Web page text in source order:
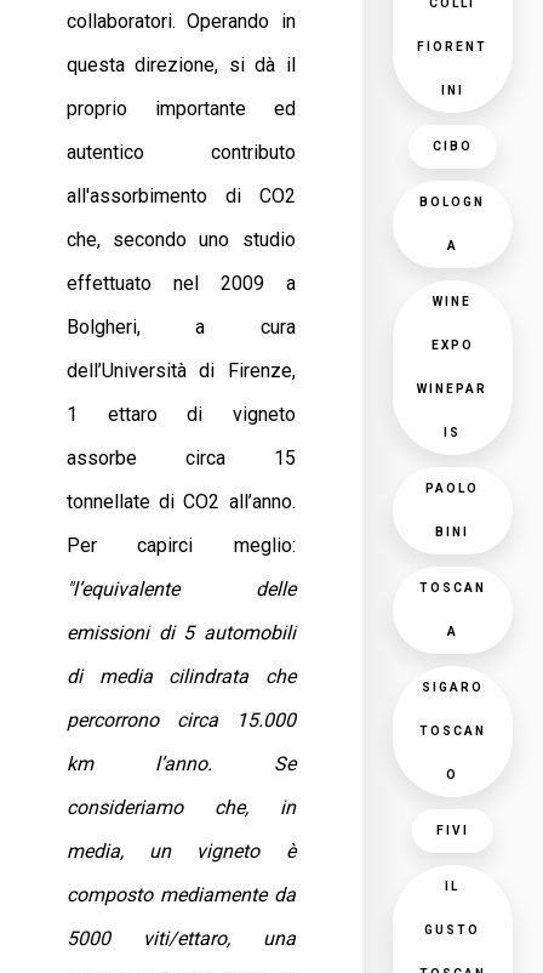
collaboratori. Operando in
questa direzione, si dà il
proprio importante ed
autentico contributo
all'assorbimento di CO2
che, secondo uno studio
effettuato nel 2009 a
Bolgheri, a cura
dell’Università di Firenze,
1 ettaro di vigneto
assorbe circa 15
tonnellate di CO2 all’anno.
Per capirci meglio:
"l’equivalente delle
emissioni di 5 automobili
di media cilindrata che
percorrono circa 15.000
km l’anno. Se
consideriamo che, in
media, un vigneto è
composto mediamente da
5000 viti/ettaro, una
COLLI
FIORENT
INI
CIBO
BOLOGN
A
WINE
EXPO
WINEPAR
IS
PAOLO
BINI
TOSCAN
A
SIGARO
TOSCAN
O
FIVI
IL
GUSTO